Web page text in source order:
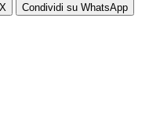
Condividi su WhatsApp